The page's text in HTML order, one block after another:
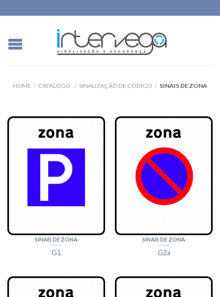
HOME / CATALOGO / SINALIZAÇÃO DE CÓDIGO / SINAIS DE ZONA
SINAIS DE ZONA
G1
SINAIS DE ZONA
G2a